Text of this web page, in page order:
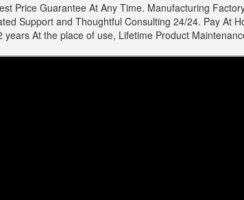
Price Guarantee At Any Time. Manufacturing
Support and Thoughtful Consulting 24/24. Pay At
At the place of use, Lifetime Product